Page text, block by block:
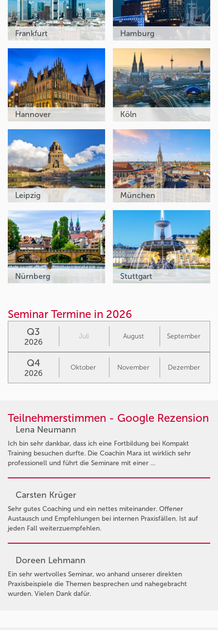
Teilnehmerstimmen - Google Rezension
Lena Neumann
Ich bin sehr dankbar, dass ich eine Fortbildung bei Kompakt
Training besuchen durfte. Die Coachin Mara ist wirklich sehr
professionell und führt die Seminare mit einer …
Carsten Krüger
Sehr gutes Coaching und ein nettes miteinander. Offener
Austausch und Empfehlungen bei internen Praxisfällen. Ist auf
jeden Fall weiterzuempfehlen.
Doreen Lehmann
Ein sehr wertvolles Seminar, wo anhand unserer direkten
Praxisbeispiele die Themen besprechen und nahegebracht
wurden. Vielen Dank dafür.
Frankfurt Hamburg
Hannover Köln
Leipzig München
Nürnberg Stuttgart
Seminar Termine in 2026
Q3
2026
Juli August September
Q4
2026
Oktober November Dezember